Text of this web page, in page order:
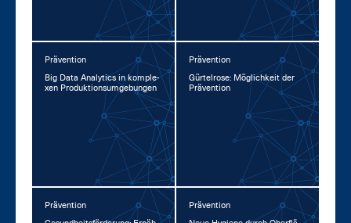
Prävention
Big Da­ta Ana­lytics in kom­ple­
xen Pro­duk­ti­ons­um­ge­bun­gen
Prävention
Gür­tel­ro­se: Mög­lich­keit der
Prä­ven­ti­on
Prävention
Prävention